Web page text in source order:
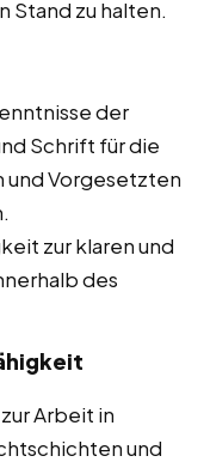
Stand zu halten.
der
Schrift für die
und Vorgesetzten
zur klaren und
des
Arbeit in
und